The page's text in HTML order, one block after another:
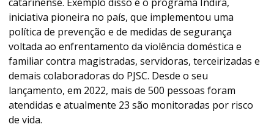
iniciativa pioneira no país, que implementou uma
política de prevenção e de medidas de segurança
voltada ao enfrentamento da violência doméstica e
familiar contra magistradas, servidoras, terceirizadas e
demais colaboradoras do PJSC. Desde o seu
lançamento, em 2022, mais de 500 pessoas foram
atendidas e atualmente 23 são monitoradas por risco
de vida.